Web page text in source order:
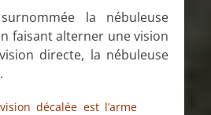
la nébuleuse
faisant alterner une vision
directe, la nébuleuse
décalée est l’arme